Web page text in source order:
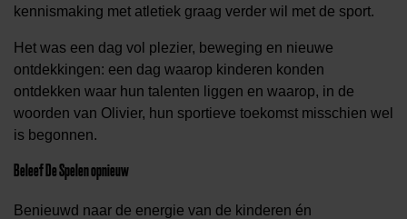
kennismaking met atletiek graag verder wil met de sport.
Het was een dag vol plezier, beweging en nieuwe
ontdekkingen: een dag waarop kinderen konden
ontdekken waar hun talenten liggen en waarop, in de
woorden van Olivier, hun sportieve toekomst misschien wel
is begonnen.
Beleef De Spelen opnieuw
Benieuwd naar de energie van de kinderen én